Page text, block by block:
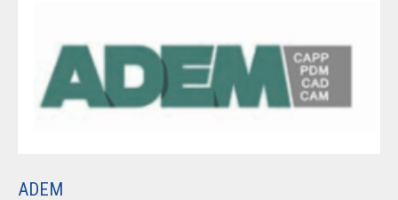
ADEM